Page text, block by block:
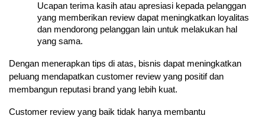
Ucapan terima kasih atau apresiasi kepada pelanggan
yang memberikan review dapat meningkatkan loyalitas
dan mendorong pelanggan lain untuk melakukan hal
yang sama.
Dengan menerapkan tips di atas, bisnis dapat meningkatkan
peluang mendapatkan customer review yang positif dan
membangun reputasi brand yang lebih kuat.
Customer review yang baik tidak hanya membantu